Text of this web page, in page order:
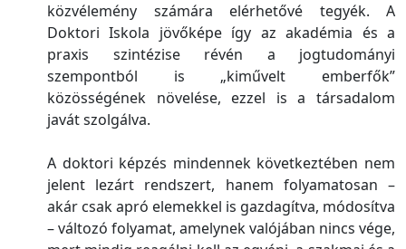
közvélemény számára elérhetővé tegyék. A
Doktori Iskola jövőképe így az akadémia és a
praxis szintézise révén a jogtudományi
szempontból is „kiművelt emberfők”
közösségének növelése, ezzel is a társadalom
javát szolgálva.
A doktori képzés mindennek következtében nem
jelent lezárt rendszert, hanem folyamatosan –
akár csak apró elemekkel is gazdagítva, módosítva
– változó folyamat, amelynek valójában nincs vége,